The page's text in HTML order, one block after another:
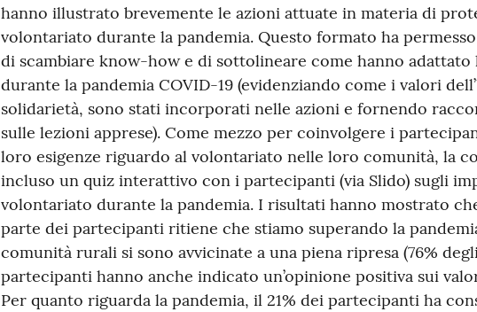
hanno illustrato brevemente le azioni attuate in materia di
volontariato durante la pandemia. Questo formato ha
di scambiare know-how e di sottolineare come hanno
durante la pandemia COVID-19 (evidenziando come i valori
solidarietà, sono stati incorporati nelle azioni e fornendo
sulle lezioni apprese). Come mezzo per coinvolgere i
loro esigenze riguardo al volontariato nelle loro comunità, la
incluso un quiz interattivo con i partecipanti (via Slido) sugli
volontariato durante la pandemia. I risultati hanno mostrato
parte dei partecipanti ritiene che stiamo superando la
comunità rurali si sono avvicinate a una piena ripresa (76%
partecipanti hanno anche indicato un’opinione positiva sui
Per quanto riguarda la pandemia, il 21% dei partecipanti ha